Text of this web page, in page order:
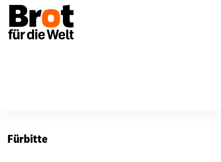
Fürbitte